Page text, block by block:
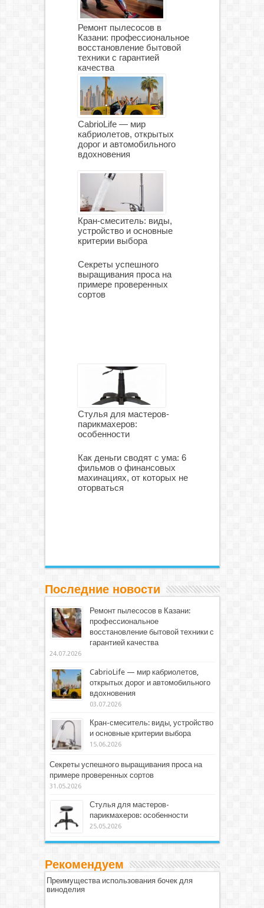
Ремонт пылесосов в
Казани: профессиональное
восстановление бытовой
техники с гарантией
качества
CabrioLife — мир
кабриолетов, открытых
дорог и автомобильного
вдохновения
Кран-смеситель: виды,
устройство и основные
критерии выбора
Секреты успешного
выращивания проса на
примере проверенных
сортов
Стулья для мастеров-
парикмахеров:
особенности
Как деньги сводят с ума: 6
фильмов о финансовых
махинациях, от которых не
оторваться
Последние новости
Ремонт пылесосов в Казани:
профессиональное
восстановление бытовой техники с
гарантией качества
24.07.2026
CabrioLife — мир кабриолетов,
открытых дорог и автомобильного
вдохновения
03.07.2026
Кран-смеситель: виды, устройство
и основные критерии выбора
15.06.2026
Секреты успешного выращивания проса на
примере проверенных сортов
31.05.2026
Стулья для мастеров-
парикмахеров: особенности
25.05.2026
Рекомендуем
Преимущества использования бочек для
виноделия